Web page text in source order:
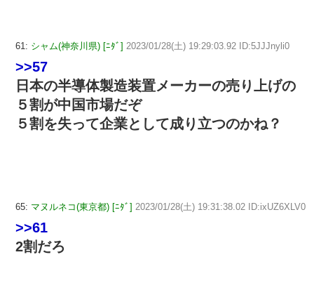
61: シャム(神奈川県) [ﾆﾀﾞ] 2023/01/28(土) 19:29:03.92 ID:5JJJnyli0
>>57
日本の半導体製造装置メーカーの売り上げの
５割が中国市場だぞ
５割を失って企業として成り立つのかね？
65: マヌルネコ(東京都) [ﾆﾀﾞ] 2023/01/28(土) 19:31:38.02 ID:ixUZ6XLV0
>>61
2割だろ